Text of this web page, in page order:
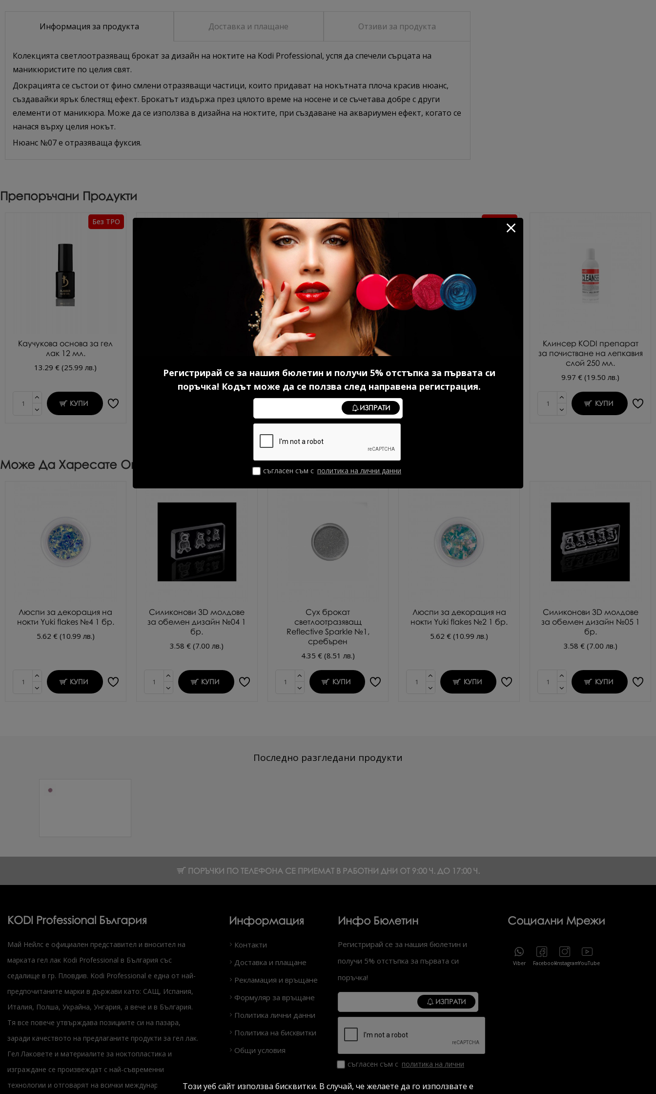
Регистрирай се за нашия бюлетин и получи 5% отстъпка за първата си
поръчка! Кодът може да се ползва след направена регистрация.
ИЗПРАТИ
съгласен съм с политика на лични данни
Информация за продукта Доставка и плащане Отзиви за продукта
Колекцията светлоотразяващ брокат за дизайн на ноктите на Kodi Professional, успя да спечели сърцата на
маникюристите по целия свят.
Докрацията се състои от фино смлени отразяващи частици, които придават на нокътната плоча красив нюанс,
създавайки ярък блестящ ефект. Брокатът издържа през цялото време на носене и се съчетава добре с други
елементи от маникюра. Може да се използва в дизайна на ноктите, при създаване на аквариумен ефект, когато се
нанася върху целия нокът.
Нюанс №07 е отразяваща фуксия.
Препоръчани Продукти
Без TPO
Каучукова основа за гел
лак 12 мл.
13.29 € (25.99 лв.)
КУПИ
9.20 € (17.99 лв.)
Серум с хиалурон 30 мл.
14.83 € (29.00 лв.)
КУПИ
Без TPO
Клинсер KODI препарат
за почистване на лепкавия
слой 250 мл.
9.97 € (19.50 лв.)
КУПИ
Може Да Харесате Още
Люспи за декорация на
нокти Yuki flakes №4 1 бр.
5.62 € (10.99 лв.)
КУПИ
Силиконови 3D молдове
за обемен дизайн №04 1
бр.
3.58 € (7.00 лв.)
КУПИ
Сух брокат
светлоотразяващ
Reflective Sparkle №1,
сребърен
4.35 € (8.51 лв.)
КУПИ
Люспи за декорация на
нокти Yuki flakes №2 1 бр.
5.62 € (10.99 лв.)
КУПИ
Силиконови 3D молдове
за обемен дизайн №05 1
бр.
3.58 € (7.00 лв.)
КУПИ
Последно разгледани продукти
ПОРЪЧКИ ПО ТЕЛЕФОНА СЕ ПРИЕМАТ В РАБОТНИ ДНИ ОТ 9:00 Ч. ДО 17:00 Ч.
KODI Professional България
Май Нейлс е официален представител и вносител на
марката гел лак Kodi Professional в България със
седалище в гр. Пловдив. Kodi Professional е една от най-
предпочитаните марки в държави като: САЩ, Испания,
Италия, Полша, Украйна, Унгария, а вече и в България.
Тя все повече утвърждава позициите си на пазара,
заради качеството на предлаганите продукти за гел лак.
Гел Лаковете и материалите за ноктопластика и
изграждане се произвеждат с най-съвременни
технологии и отговарят на всички международни
Информация
Контакти
Доставка и плащане
Рекламация и връщане
Формуляр за връщане
Политика лични данни
Политика на бисквитки
Общи условия
Инфо Бюлетин
Регистрирай се за нашия бюлетин и
получи 5% отстъпка за първата си
поръчка!
ИЗПРАТИ
съгласен съм с политика на лични
Социални Мрежи
Viber FacebookInstagramYouTube
Този уеб сайт използва бисквитки. В случай, че желаете да го използвате е